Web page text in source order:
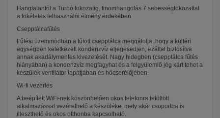
Hangtalantól a Turbó fokozatig, finomhangolás 7 sebességfokozattal
a tökéletes felhasználói élmény érdekében.
Csepptálcafűtés
Fűtési üzemmódban a fűtött csepptálca meggátolja, hogy a kültéri
egységben keletkezett kondenzvíz eljegesedjen, ezáltal biztosítva
annak akadálymentes kivezetését. Nagy hidegben (csepptálca fűtés
hiányában) a kondenzvíz megfagyhat és a felgyülemlő jég kárt tehet a
készülék ventilátor lapátjában és hőcserélőjében.
Wi-fi vezérlés
A beépített WiFi-nek köszönhetően okos telefonra letöltött
alkalmazással vezérelhető a készüléke, mely akár csoportba is
illeszthető és okos otthonba kapcsolható.